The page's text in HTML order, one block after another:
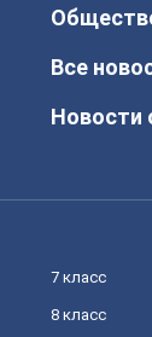
Все
Новости
7 класс
8 класс